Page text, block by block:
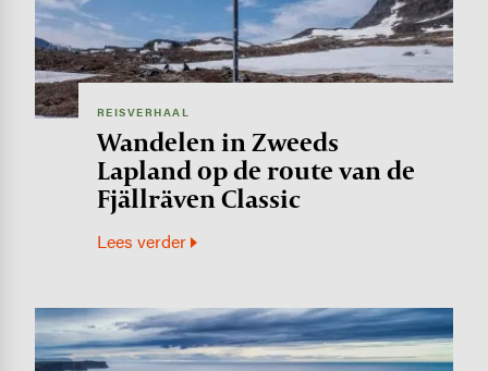
REISVERHAAL
Wandelen in Zweeds
Lapland op de route van de
Fjällräven Classic
Lees verder
Image